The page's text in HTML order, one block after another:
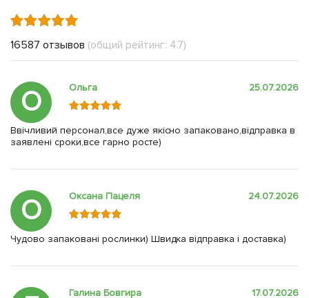
16587 отзывов (общий рейтинг: 4.7)
О Ольга 25.07.2026
Ввічливий персонал,все дуже якісно запаковано,відправка в
заявлені сроки,все гарно росте)
О Оксана Пацеля 24.07.2026
Чудово запаковані рослинки) Швидка відправка і доставка)
Галина Бовгира 17.07.2026